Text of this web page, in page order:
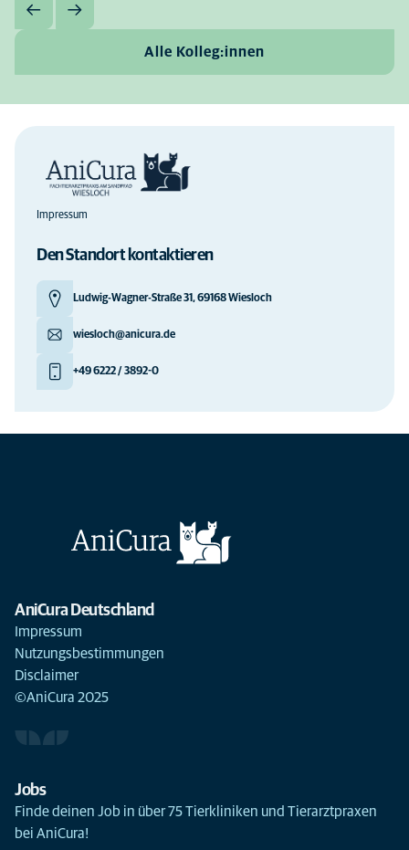
Alle Kolleg:innen
Impressum
Den Standort kontaktieren
Ludwig-Wagner-Straße 31, 69168 Wiesloch
wiesloch@anicura.de
+49 6222 / 3892-0
AniCura Deutschland
Impressum
Nutzungsbestimmungen
Disclaimer
©AniCura 2025
Jobs
Finde deinen Job in über 75 Tierkliniken und Tierarztpraxen
bei AniCura!